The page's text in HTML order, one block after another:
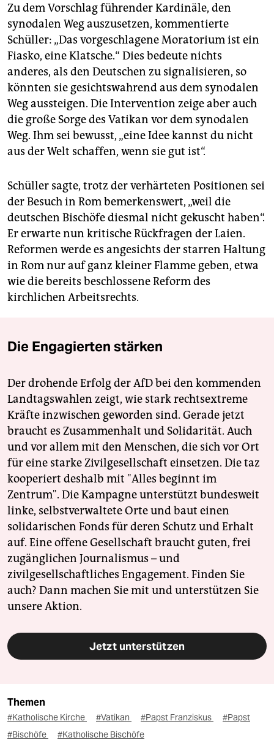
Zu dem Vorschlag führender Kardinäle, den
synodalen Weg auszusetzen, kommentierte
Schüller: „Das vorgeschlagene Moratorium ist ein
Fiasko, eine Klatsche.“ Dies bedeute nichts
anderes, als den Deutschen zu signalisieren, so
könnten sie gesichtswahrend aus dem synodalen
Weg aussteigen. Die Intervention zeige aber auch
die große Sorge des Vatikan vor dem synodalen
Weg. Ihm sei bewusst, „eine Idee kannst du nicht
aus der Welt schaffen, wenn sie gut ist“.
Schüller sagte, trotz der verhärteten Positionen sei
der Besuch in Rom bemerkenswert, „weil die
deutschen Bischöfe diesmal nicht gekuscht haben“.
Er erwarte nun kritische Rückfragen der Laien.
Reformen werde es angesichts der starren Haltung
in Rom nur auf ganz kleiner Flamme geben, etwa
wie die bereits beschlossene Reform des
kirchlichen Arbeitsrechts.
Die Engagierten stärken
Der drohende Erfolg der AfD bei den kommenden
Landtagswahlen zeigt, wie stark rechtsextreme
Kräfte inzwischen geworden sind. Gerade jetzt
braucht es Zusammenhalt und Solidarität. Auch
und vor allem mit den Menschen, die sich vor Ort
für eine starke Zivilgesellschaft einsetzen. Die taz
kooperiert deshalb mit "Alles beginnt im
Zentrum". Die Kampagne unterstützt bundesweit
linke, selbstverwaltete Orte und baut einen
solidarischen Fonds für deren Schutz und Erhalt
auf. Eine offene Gesellschaft braucht guten, frei
zugänglichen Journalismus – und
zivilgesellschaftliches Engagement. Finden Sie
auch? Dann machen Sie mit und unterstützen Sie
unsere Aktion.
Jetzt unterstützen
Themen
#Katholische Kirche #Vatikan #Papst Franziskus
#Papst
#Bischöfe
#Katholische Bischöfe